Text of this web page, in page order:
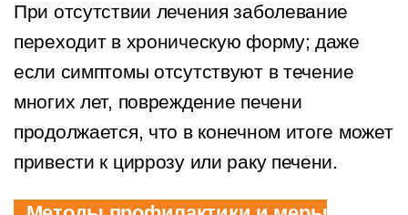
При отсутствии лечения заболевание
переходит в хроническую форму; даже
если симптомы отсутствуют в течение
многих лет, повреждение печени
продолжается, что в конечном итоге может
привести к циррозу или раку печени.